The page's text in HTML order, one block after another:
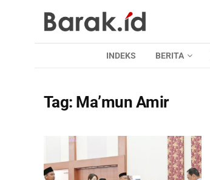
INDEKS BERITA
Tag: Ma’mun Amir